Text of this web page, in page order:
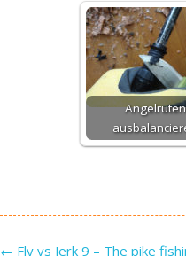
Angelruten
Post navigation
← Fly vs Jerk 9 – The pike